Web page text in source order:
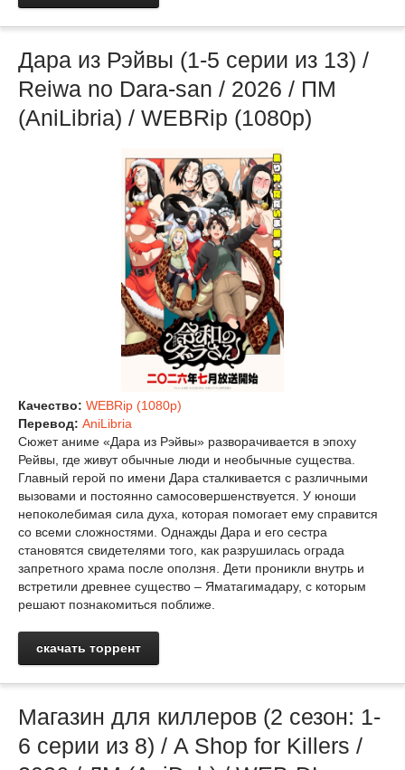
Дара из Рэйвы (1-5 серии из 13) /
Reiwa no Dara-san / 2026 / ПМ
(AniLibria) / WEBRip (1080p)
Качество: WEBRip (1080p)
Перевод: AniLibria
Сюжет аниме «Дара из Рэйвы» разворачивается в эпоху
Рейвы, где живут обычные люди и необычные существа.
Главный герой по имени Дара сталкивается с различными
вызовами и постоянно самосовершенствуется. У юноши
непоколебимая сила духа, которая помогает ему справится
со всеми сложностями. Однажды Дара и его сестра
становятся свидетелями того, как разрушилась ограда
запретного храма после оползня. Дети проникли внутрь и
встретили древнее существо – Яматагимадару, с которым
решают познакомиться поближе.
скачать торрент
Магазин для киллеров (2 сезон: 1-
6 серии из 8) / A Shop for Killers /